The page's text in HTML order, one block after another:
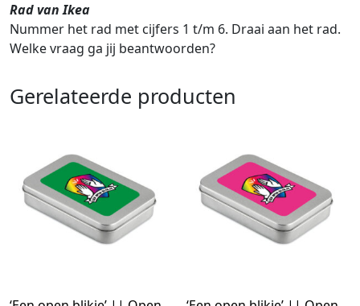
Rad van Ikea
Nummer het rad met cijfers 1 t/m 6. Draai aan het rad.
Welke vraag ga jij beantwoorden?
Gerelateerde producten